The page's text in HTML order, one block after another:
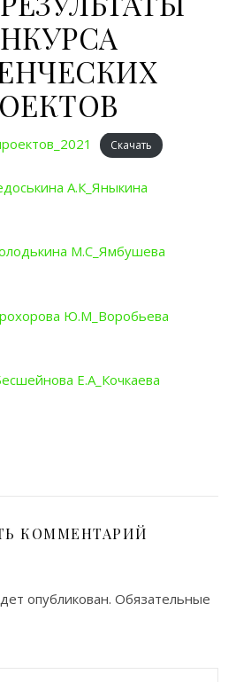
Скачать
А.К_Яныкина
М.С_Ямбушева
Ю.М_Воробьева
Е.А_Кочкаева
КОММЕНТАРИЙ
опубликован. Обязательные